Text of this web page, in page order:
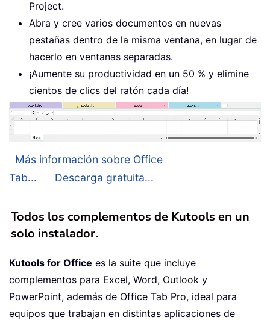
Project.
Abra y cree varios documentos en nuevas
pestañas dentro de la misma ventana, en lugar de
hacerlo en ventanas separadas.
¡Aumente su productividad en un 50 % y elimine
cientos de clics del ratón cada día!
Más información sobre Office
Tab...
Descarga gratuita...
Todos los complementos de Kutools en un
solo instalador.
Kutools for Office es la suite que incluye
complementos para Excel, Word, Outlook y
PowerPoint, además de Office Tab Pro, ideal para
equipos que trabajan en distintas aplicaciones de